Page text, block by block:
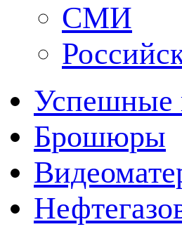
СМИ
Успешные
Брошюры